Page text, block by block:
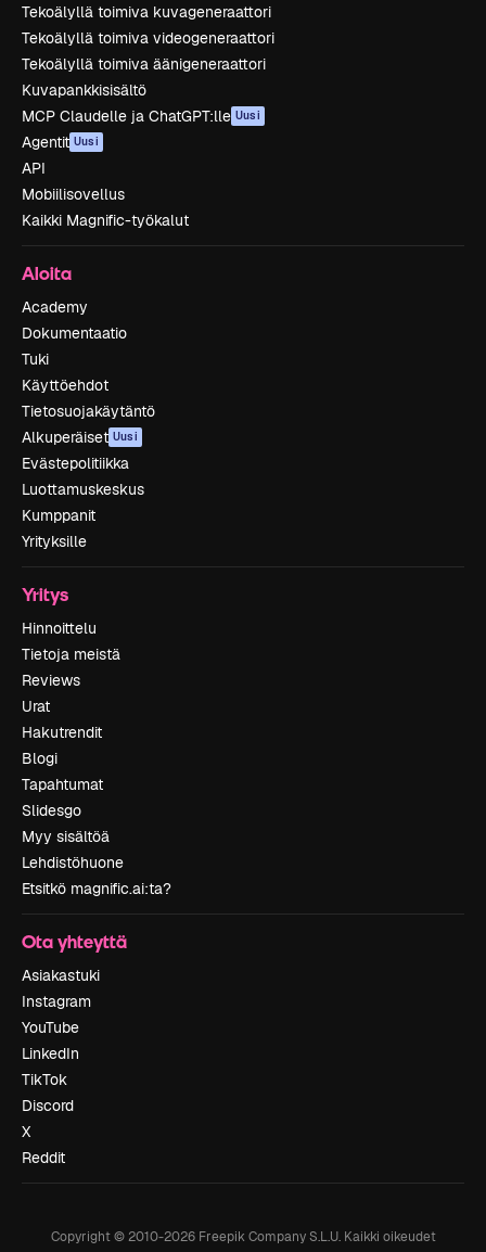
Tekoälyllä toimiva kuvageneraattori
Tekoälyllä toimiva videogeneraattori
Tekoälyllä toimiva äänigeneraattori
Kuvapankkisisältö
MCP Claudelle ja ChatGPT:lle Uusi
Agentit Uusi
API
Mobiilisovellus
Kaikki Magnific-työkalut
Aloita
Academy
Dokumentaatio
Tuki
Käyttöehdot
Tietosuojakäytäntö
Alkuperäiset Uusi
Evästepolitiikka
Luottamuskeskus
Kumppanit
Yrityksille
Yritys
Hinnoittelu
Tietoja meistä
Reviews
Urat
Hakutrendit
Blogi
Tapahtumat
Slidesgo
Myy sisältöä
Lehdistöhuone
Etsitkö magnific.ai:ta?
Ota yhteyttä
Asiakastuki
Instagram
YouTube
LinkedIn
TikTok
Discord
X
Reddit
Copyright © 2010-2026Freepik Company S.L.U. Kaikki oikeudet